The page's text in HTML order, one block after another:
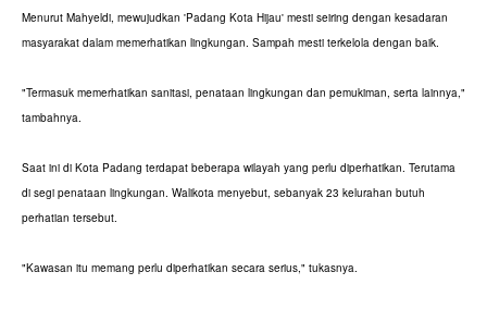
Menurut Mahyeldi, mewujudkan 'Padang Kota Hijau' mesti seiring dengan kesadaran
masyarakat dalam memerhatikan lingkungan. Sampah mesti terkelola dengan baik.
"Termasuk memerhatikan sanitasi, penataan lingkungan dan pemukiman, serta lainnya,"
tambahnya.
Saat ini di Kota Padang terdapat beberapa wilayah yang perlu diperhatikan. Terutama
di segi penataan lingkungan. Walikota menyebut, sebanyak 23 kelurahan butuh
perhatian tersebut.
"Kawasan itu memang perlu diperhatikan secara serius," tukasnya.